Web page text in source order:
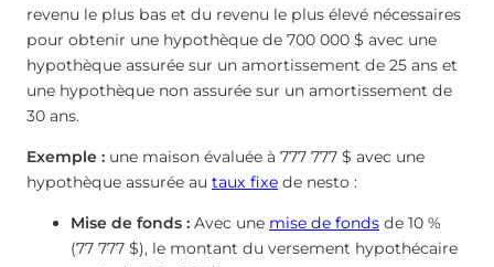
revenu le plus bas et du revenu le plus élevé nécessaires
pour obtenir une hypothèque de 700 000 $ avec une
hypothèque assurée sur un amortissement de 25 ans et
une hypothèque non assurée sur un amortissement de
30 ans.
Exemple : une maison évaluée à 777 777 $ avec une
hypothèque assurée au taux fixe de nesto :
Mise de fonds : Avec une mise de fonds de 10 %
(77 777 $), le montant du versement hypothécaire